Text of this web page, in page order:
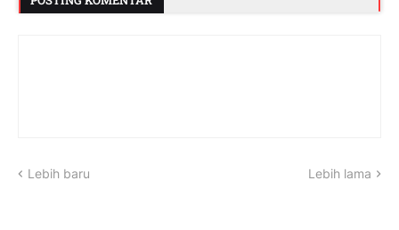
Lebih baru Lebih lama